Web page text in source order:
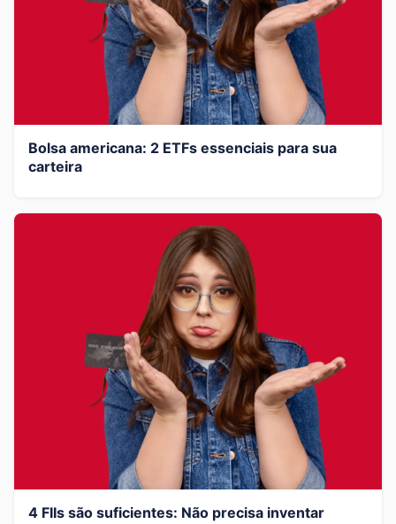
Bolsa americana: 2 ETFs essenciais para sua
carteira
4 FIIs são suficientes: Não precisa inventar